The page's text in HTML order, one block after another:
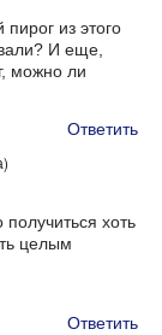
из этого
И еще,
можно ли
Ответить
хоть
целым
Ответить